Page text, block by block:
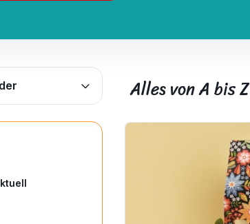
Alles von A bis Z